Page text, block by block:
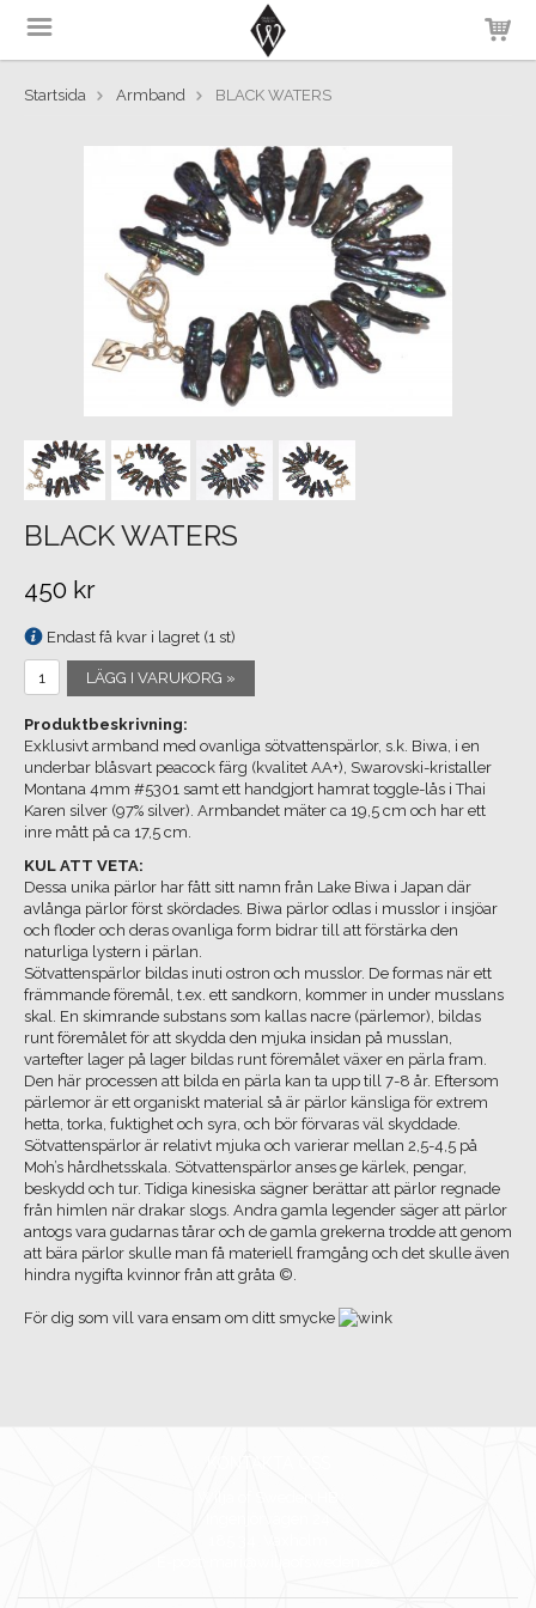
Startsida Armband BLACK WATERS
BLACK WATERS
450 kr
Endast få kvar i lagret (1 st)
LÄGG I VARUKORG »
Produktbeskrivning:
Exklusivt armband med ovanliga sötvattenspärlor, s.k. Biwa, i en
underbar blåsvart peacock färg (kvalitet AA+), Swarovski-kristaller
Montana 4mm #5301 samt ett handgjort hamrat toggle-lås i Thai
Karen silver (97% silver). Armbandet mäter ca 19,5 cm och har ett
inre mått på ca 17,5 cm.
KUL ATT VETA:
Dessa unika pärlor har fått sitt namn från Lake Biwa i Japan där
avlånga pärlor först skördades. Biwa pärlor odlas i musslor i insjöar
och floder och deras ovanliga form bidrar till att förstärka den
naturliga lystern i pärlan.
Sötvattenspärlor bildas inuti ostron och musslor. De formas när ett
främmande föremål, t.ex. ett sandkorn, kommer in under musslans
skal. En skimrande substans som kallas nacre (pärlemor), bildas
runt föremålet för att skydda den mjuka insidan på musslan,
vartefter lager på lager bildas runt föremålet växer en pärla fram.
Den här processen att bilda en pärla kan ta upp till 7-8 år. Eftersom
pärlemor är ett organiskt material så är pärlor känsliga för extrem
hetta, torka, fuktighet och syra, och bör förvaras väl skyddade.
Sötvattenspärlor är relativt mjuka och varierar mellan 2,5-4,5 på
Moh’s hårdhetsskala. Sötvattenspärlor anses ge kärlek, pengar,
beskydd och tur. Tidiga kinesiska sägner berättar att pärlor regnade
från himlen när drakar slogs. Andra gamla legender säger att pärlor
antogs vara gudarnas tårar och de gamla grekerna trodde att genom
att bära pärlor skulle man få materiell framgång och det skulle även
hindra nygifta kvinnor från att gråta ©.
För dig som vill vara ensam om ditt smycke